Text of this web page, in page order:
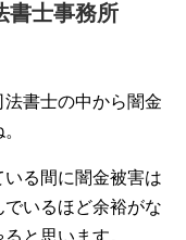
書士事務所
書士の中から闇金
る間に闇金被害は
いるほど余裕がな
と思います。